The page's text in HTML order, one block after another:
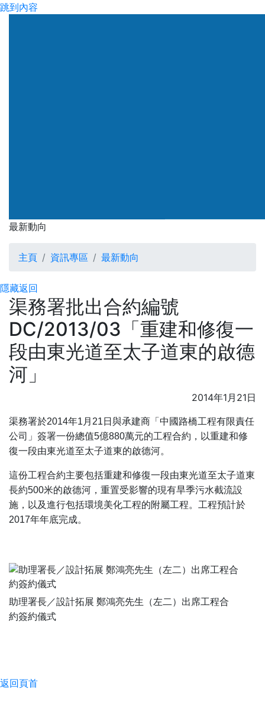
跳到內容
最新動向
最新動向
主頁 資訊專區 最新動向
隱藏返回
渠務署批出合約編號
DC/2013/03「重建和修復一
段由東光道至太子道東的啟德
河」
2014年1月21日
渠務署於2014年1月21日與承建商「中國路橋工程有限責任
公司」簽署一份總值5億880萬元的工程合約，以重建和修
復一段由東光道至太子道東的啟德河。
這份工程合約主要包括重建和修復一段由東光道至太子道東
長約500米的啟德河，重置受影響的現有旱季污水截流設
施，以及進行包括環境美化工程的附屬工程。工程預計於
2017年年底完成。
助理署長／設計拓展 鄭鴻亮先生（左二）出席工程合
約簽約儀式
返回頁首